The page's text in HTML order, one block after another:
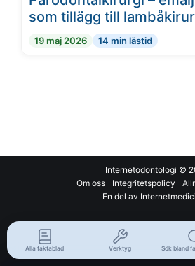
som tillägg till
19 maj 2026 14 min lästid
Internetodontologi ©
Om oss
Integritetspolicy
En del av
Alla faktablad Verktyg Sök bland